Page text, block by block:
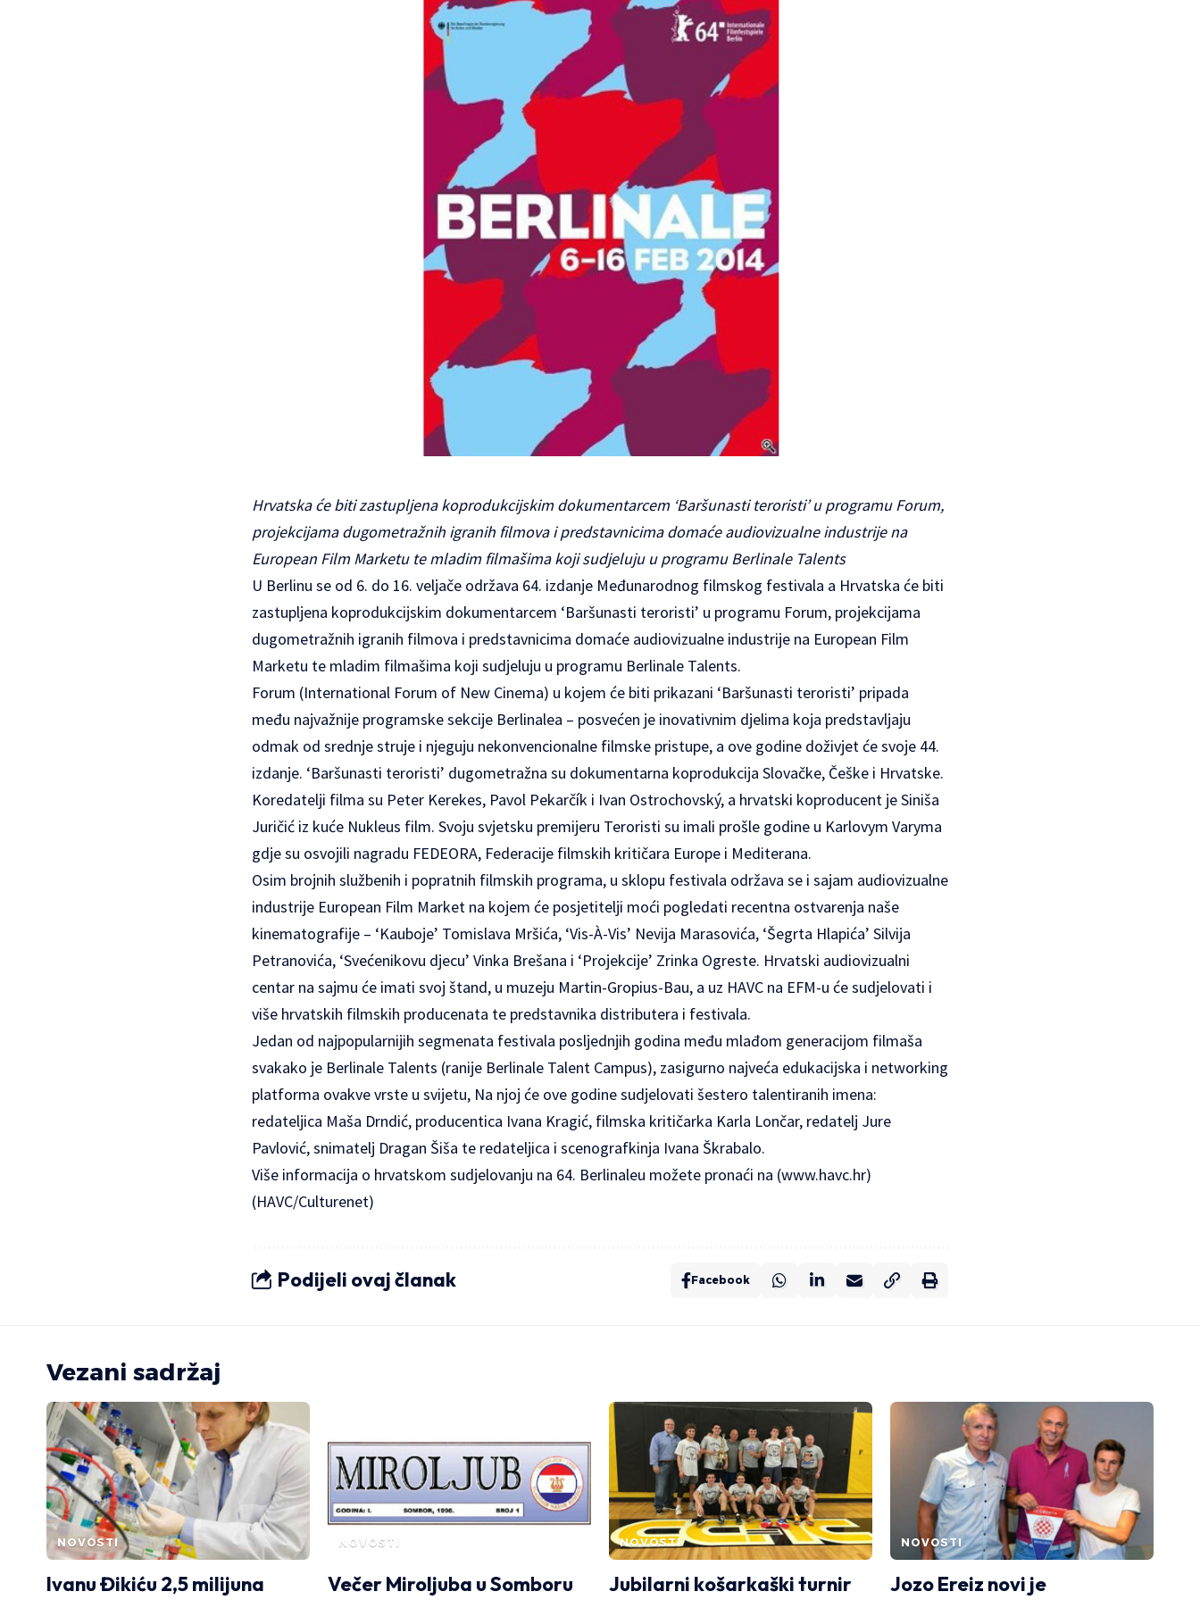
Hrvatska će biti zastupljena koprodukcijskim dokumentarcem ‘Baršunasti teroristi’ u programu Forum,
projekcijama dugometražnih igranih filmova i predstavnicima domaće audiovizualne industrije na
European Film Marketu te mladim filmašima koji sudjeluju u programu Berlinale Talents
U Berlinu se od 6. do 16. veljače održava 64. izdanje Međunarodnog filmskog festivala a Hrvatska će biti
zastupljena koprodukcijskim dokumentarcem ‘Baršunasti teroristi’ u programu Forum, projekcijama
dugometražnih igranih filmova i predstavnicima domaće audiovizualne industrije na European Film
Marketu te mladim filmašima koji sudjeluju u programu Berlinale Talents.
Forum (International Forum of New Cinema) u kojem će biti prikazani ‘Baršunasti teroristi’ pripada
među najvažnije programske sekcije Berlinalea – posvećen je inovativnim djelima koja predstavljaju
odmak od srednje struje i njeguju nekonvencionalne filmske pristupe, a ove godine doživjet će svoje 44.
izdanje. ‘Baršunasti teroristi’ dugometražna su dokumentarna koprodukcija Slovačke, Češke i Hrvatske.
Koredatelji filma su Peter Kerekes, Pavol Pekarčík i Ivan Ostrochovský, a hrvatski koproducent je Siniša
Juričić iz kuće Nukleus film. Svoju svjetsku premijeru Teroristi su imali prošle godine u Karlovym Varyma
gdje su osvojili nagradu FEDEORA, Federacije filmskih kritičara Europe i Mediterana.
Osim brojnih službenih i popratnih filmskih programa, u sklopu festivala održava se i sajam audiovizualne
industrije European Film Market na kojem će posjetitelji moći pogledati recentna ostvarenja naše
kinematografije – ‘Kauboje’ Tomislava Mršića, ‘Vis-À-Vis’ Nevija Marasovića, ‘Šegrta Hlapića’ Silvija
Petranovića, ‘Svećenikovu djecu’ Vinka Brešana i ‘Projekcije’ Zrinka Ogreste. Hrvatski audiovizualni
centar na sajmu će imati svoj štand, u muzeju Martin-Gropius-Bau, a uz HAVC na EFM-u će sudjelovati i
više hrvatskih filmskih producenata te predstavnika distributera i festivala.
Jedan od najpopularnijih segmenata festivala posljednjih godina među mlađom generacijom filmaša
svakako je Berlinale Talents (ranije Berlinale Talent Campus), zasigurno najveća edukacijska i networking
platforma ovakve vrste u svijetu, Na njoj će ove godine sudjelovati šestero talentiranih imena:
redateljica Maša Drndić, producentica Ivana Kragić, filmska kritičarka Karla Lončar, redatelj Jure
Pavlović, snimatelj Dragan Šiša te redateljica i scenografkinja Ivana Škrabalo.
Više informacija o hrvatskom sudjelovanju na 64. Berlinaleu možete pronaći na (www.havc.hr)
(HAVC/Culturenet)
Podijeli ovaj članak Facebook
Vezani sadržaj
NOVOSTI
Ivanu Đikiću 2,5 milijuna
NOVOSTI
Večer Miroljuba u Somboru
NOVOSTI
Jubilarni košarkaški turnir
NOVOSTI
Jozo Ereiz novi je